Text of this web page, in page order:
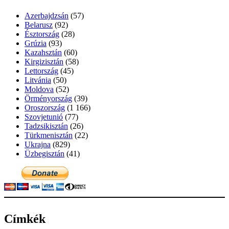
Azerbajdzsán (57)
Belarusz (92)
Észtország (28)
Grúzia (93)
Kazahsztán (60)
Kirgizisztán (58)
Lettország (45)
Litvánia (50)
Moldova (52)
Örményország (39)
Oroszország (1 166)
Szovjetunió (77)
Tadzsikisztán (26)
Türkmenisztán (22)
Ukrajna (829)
Üzbegisztán (41)
Címkék